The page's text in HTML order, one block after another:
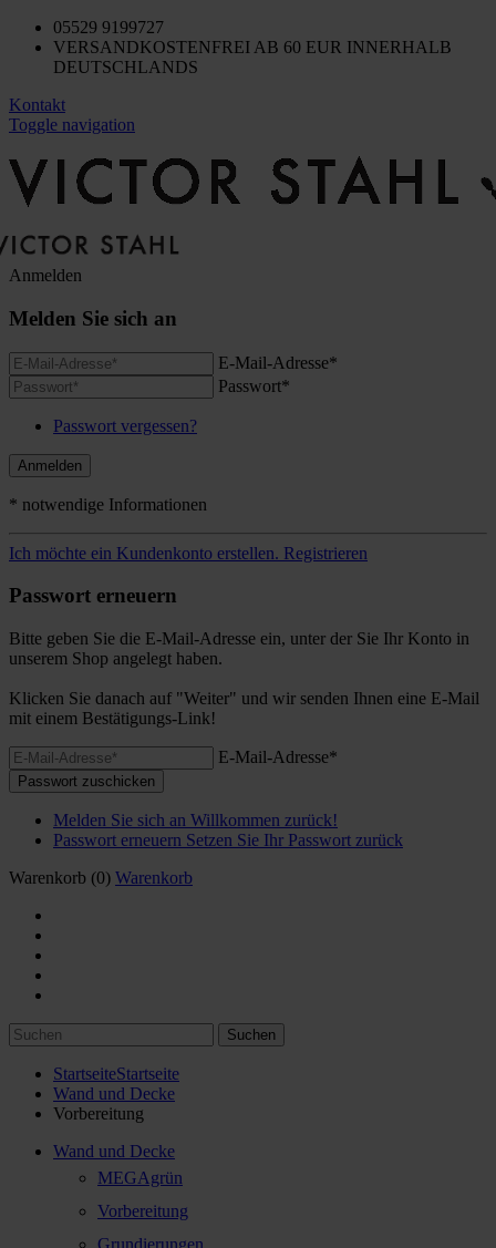
05529 9199727
VERSANDKOSTENFREI AB 60 EUR INNERHALB
DEUTSCHLANDS
Kontakt
Toggle navigation
Anmelden
Melden Sie sich an
E-Mail-Adresse*
Passwort*
Passwort vergessen?
Anmelden
* notwendige Informationen
Ich möchte ein Kundenkonto erstellen. Registrieren
Passwort erneuern
Bitte geben Sie die E-Mail-Adresse ein, unter der Sie Ihr Konto in
unserem Shop angelegt haben.
Klicken Sie danach auf "Weiter" und wir senden Ihnen eine E-Mail
mit einem Bestätigungs-Link!
E-Mail-Adresse*
Passwort zuschicken
Melden Sie sich an Willkommen zurück!
Passwort erneuern Setzen Sie Ihr Passwort zurück
Warenkorb (0) Warenkorb
Suchen
StartseiteStartseite
Wand und Decke
Vorbereitung
Wand und Decke
MEGAgrün
Vorbereitung